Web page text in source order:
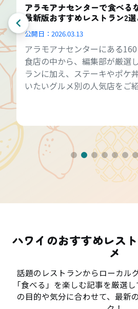
アラモアナセンターで食べる
最新版おすすめレストラン2
公開日： 2026.03.13
アラモアナセンターにある
食店の中から、編集部が厳選
ランに加え、ステーキやポケ
いたいグルメ別の人気店をご
ハワイのおすすめレス
メ
話題のレストランからローカル
「食べる」を楽しむ記事を厳選
の目的や気分に合わせて、最新